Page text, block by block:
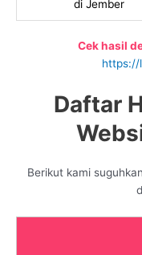
di Jember
Cek hasil
https://
Daftar
Berikut kami